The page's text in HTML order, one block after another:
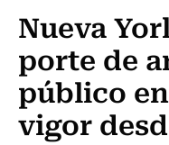
Nueva
porte de
público
vigor